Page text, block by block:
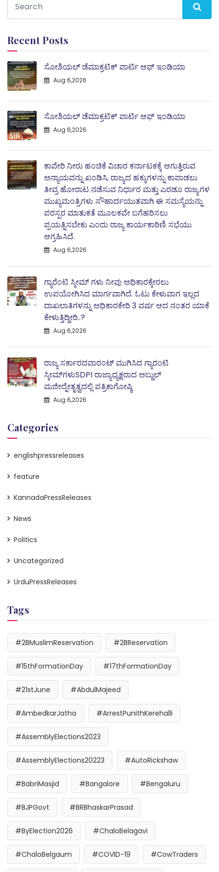
Recent Posts
ಸೋಶಿಯಲ್ ಡೆಮಾಕ್ರಟಿಕ್ ಪಾರ್ಟಿ ಆಫ್ ಇಂಡಿಯಾ
Aug 6,2026
ಸೋಶಿಯಲ್ ಡೆಮಾಕ್ರಟಿಕ್ ಪಾರ್ಟಿ ಆಫ್ ಇಂಡಿಯಾ
Aug 6,2026
ಕಾವೇರಿ ನೀರು ಹಂಚಿಕೆ ವಿಚಾರ ಕರ್ನಾಟಕಕ್ಕೆ ಆಗುತ್ತಿರುವ
ಅನ್ಯಾಯವನ್ನು ಖಂಡಿಸಿ, ರಾಜ್ಯದ ಹಕ್ಕುಗಳನ್ನು ಕಾಪಾಡಲು
ತೀವ್ರ ಹೋರಾಟ ನಡೆಸುವ ನಿರ್ಧಾರ ಮತ್ತು ಎರಡೂ ರಾಜ್ಯಗಳ
ಮುಖ್ಯಮಂತ್ರಿಗಳು ಸೌಹಾರ್ದಯುತವಾಗಿ ಈ ಸಮಸ್ಯೆಯನ್ನು
ಪರಸ್ಪರ ಮಾತುಕತೆ ಮೂಲಕವೇ ಬಗೆಹರಿಸಲು
ಪ್ರಯತ್ನಿಸಬೇಕು ಎಂದು ರಾಜ್ಯ ಕಾರ್ಯಕಾರಿಣಿ ಸಭೆಯು
ಆಗ್ರಹಿಸಿದೆ.
Aug 6,2026
ಗ್ಯಾರೆಂಟಿ ಸ್ಕೀಮ್ ಗಳು ನೀವು ಅಧಿಕಾರಕ್ಕೇರಲು
ಉಪಯೋಗಿಸಿದ ಮಾರ್ಗವಾಗಿದೆ. ಓಟು ಕೇಳುವಾಗ ಇಲ್ಲದ
ದಾಖಲಾತಿಗಳನ್ನು ಅಧಿಕಾರಕೇರಿ 3 ವರ್ಷ ಆದ ನಂತರ ಯಾಕೆ
ಕೇಳುತ್ತಿದ್ದೀರಿ..?
Aug 6,2026
ರಾಜ್ಯ ಸರ್ಕಾರದವಾರಂಟ್ ಮುಗಿಸಿದ ಗ್ಯಾರಂಟಿ
ಸ್ಕೀಮ್‌ಗಳುSDPI ರಾಜ್ಯಾಧ್ಯಕ್ಷರಾದ ಅಬ್ದುಲ್
ಮಜೀದ್ನೇತೃತ್ವದಲ್ಲಿ ಪತ್ರಿಕಾಗೋಷ್ಠಿ
Aug 6,2026
Categories
englishpressreleases
feature
KannadaPressReleases
News
Politics
Uncategorized
UrduPressReleases
Tags
#2BMuslimReservation #2BReservation
#15thFormationDay #17thFormationDay
#21stJune #AbdulMajeed
#AmbedkarJatha #ArrestPunithKerehalli
#AssemblyElections2023
#AssemblyElections20223 #AutoRickshaw
#BabriMasjid #Bangalore #Bengaluru
#BJPGovt #BRBhaskarPrasad
#ByElection2026 #ChaloBelagavi
#ChaloBelgaum #COVID-19 #CowTraders